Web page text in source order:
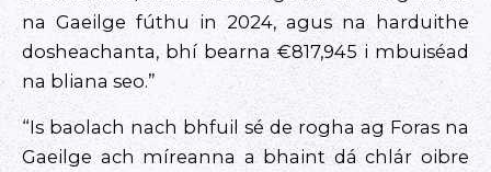
na Gaeilge fúthu in 2024, agus na harduithe
dosheachanta, bhí bearna €817,945 i mbuiséad
na bliana seo.”
“Is baolach nach bhfuil sé de rogha ag Foras na
Gaeilge ach míreanna a bhaint dá chlár oibre